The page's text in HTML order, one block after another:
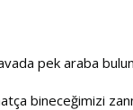
pek araba
bineceğimizi